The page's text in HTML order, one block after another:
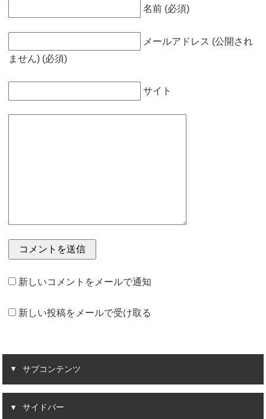
名前 (必須)
メールアドレス (公開され
ません) (必須)
サイト
新しいコメントをメールで通知
新しい投稿をメールで受け取る
サブコンテンツ
サイドバー